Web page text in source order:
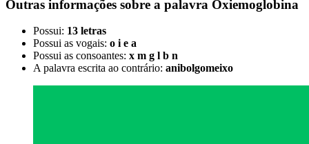
Outras informações sobre a palavra Oxiemoglobina
Possui: 13 letras
Possui as vogais: o i e a
Possui as consoantes: x m g l b n
A palavra escrita ao contrário: anibolgomeixo